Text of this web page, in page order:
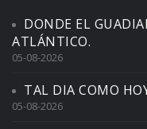
DONDE EL
ATLÁNTICO.
05-08-2026
TAL DIA COMO
05-08-2026